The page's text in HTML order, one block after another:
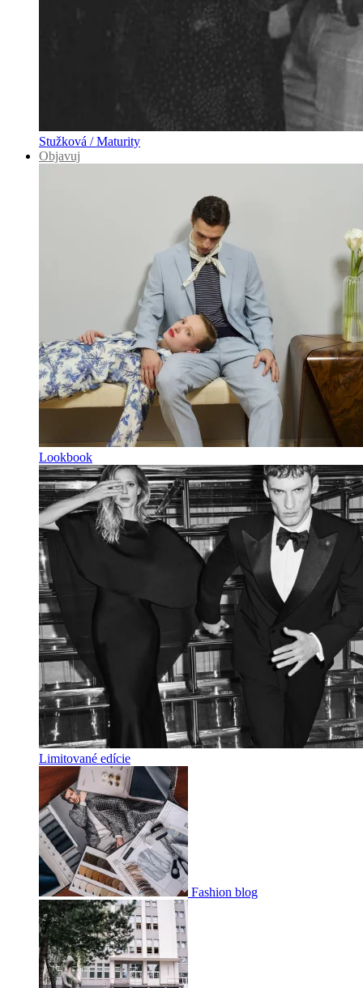
Stužková / Maturity
Objavuj
Lookbook
Limitované edície
Fashion blog